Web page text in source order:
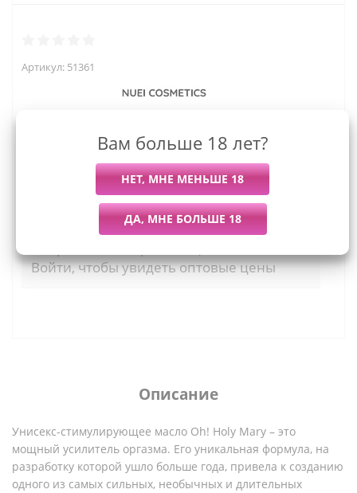
Артикул: 51361
Последний раз купили
Более 7 дней назад
Всего купили
18 штук
Войти, чтобы увидеть оптовые цены
Описание
Унисекс-стимулирующее масло Oh! Holy Mary – это
мощный усилитель оргазма. Его уникальная формула, на
разработку которой ушло больше года, привела к созданию
одного из самых сильных, необычных и длительных
Вам больше 18 лет?